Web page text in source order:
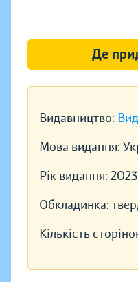
Видавництво:
Мова видання:
Рік видання: 2023
Обкладинка:
Кількість
Де